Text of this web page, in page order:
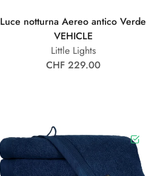
Luce notturna Aereo antico Verde
VEHICLE
Little Lights
CHF 229.00